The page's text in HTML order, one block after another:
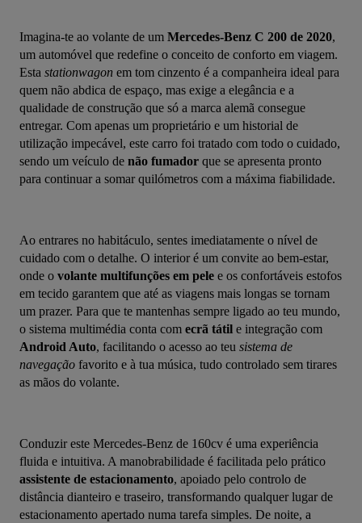
Imagina-te ao volante de um Mercedes-Benz C 200 de 2020,
um automóvel que redefine o conceito de conforto em viagem.
Esta stationwagon em tom cinzento é a companheira ideal para
quem não abdica de espaço, mas exige a elegância e a
qualidade de construção que só a marca alemã consegue
entregar. Com apenas um proprietário e um historial de
utilização impecável, este carro foi tratado com todo o cuidado,
sendo um veículo de não fumador que se apresenta pronto
para continuar a somar quilómetros com a máxima fiabilidade.
Ao entrares no habitáculo, sentes imediatamente o nível de
cuidado com o detalhe. O interior é um convite ao bem-estar,
onde o volante multifunções em pele e os confortáveis estofos
em tecido garantem que até as viagens mais longas se tornam
um prazer. Para que te mantenhas sempre ligado ao teu mundo,
o sistema multimédia conta com ecrã tátil
Android Auto, facilitando o acesso ao teu sistema de
navegação favorito e à tua música, tudo controlado sem tirares
as mãos do volante.
Conduzir este Mercedes-Benz de 160cv é uma experiência
assistente de estacionamento, apoiado pelo controlo de
distância dianteiro e traseiro, transformando qualquer lugar de
estacionamento apertado numa tarefa simples. De noite, a